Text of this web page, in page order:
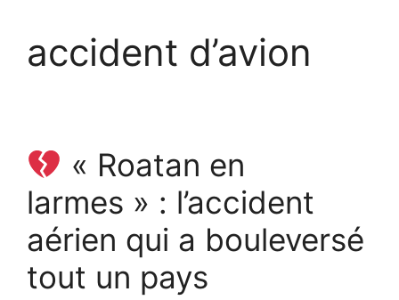
accident d’avion
« Roatan en
larmes » : l’accident
aérien qui a bouleversé
tout un pays